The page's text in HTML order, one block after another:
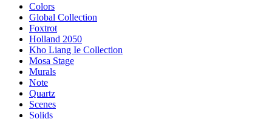
Colors
Global Collection
Foxtrot
Holland 2050
Kho Liang Ie Collection
Mosa Stage
Murals
Note
Quartz
Scenes
Solids